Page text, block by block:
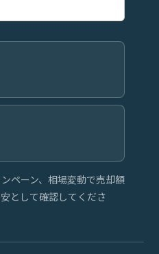
ペーン、相場変動で売却額
として確認してくださ